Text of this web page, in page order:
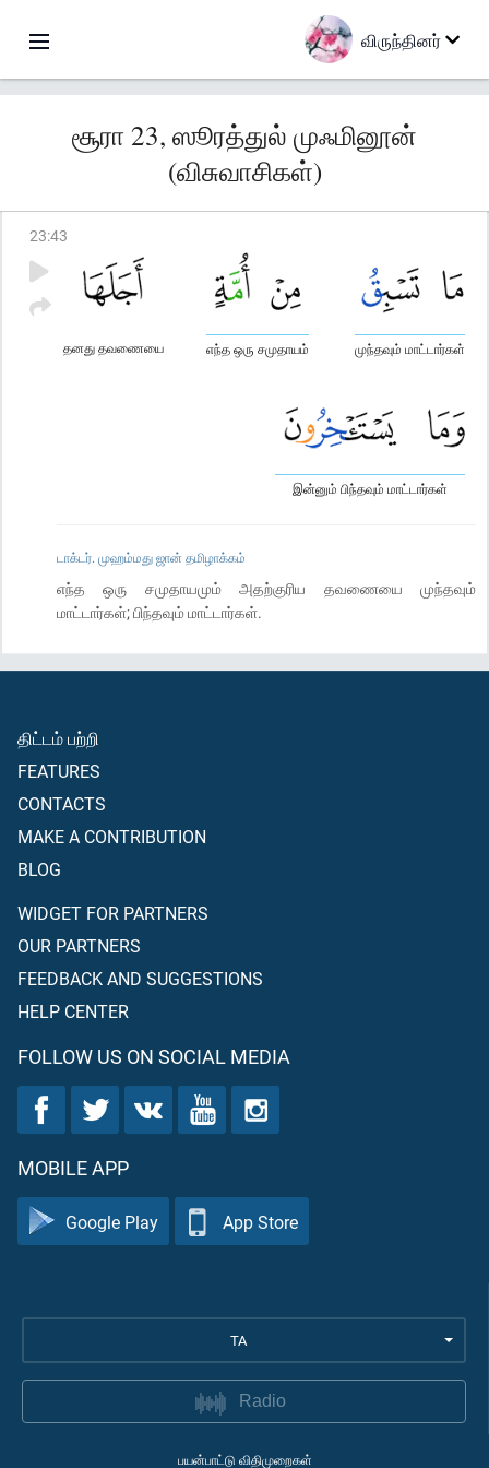
விருந்தினர்
சூரா 23, ஸூரத்துல் முஃமினூன்
(விசுவாசிகள்)
23:43
முந்தவும் மாட்டார்கள்
எந்த ஒரு சமுதாயம்
தனது தவணையை
இன்னும் பிந்தவும் மாட்டார்கள்
டாக்டர். முஹம்மது ஜான் தமிழாக்கம்
எந்த ஒரு சமுதாயமும் அதற்குரிய தவணையை முந்தவும்
மாட்டார்கள்; பிந்தவும் மாட்டார்கள்.
திட்டம் பற்றி
FEATURES
CONTACTS
MAKE A CONTRIBUTION
BLOG
WIDGET FOR PARTNERS
OUR PARTNERS
FEEDBACK AND SUGGESTIONS
HELP CENTER
FOLLOW US ON SOCIAL MEDIA
MOBILE APP
Google Play App Store
TA
Radio
பயன்பாட்டு விதிமுறைகள்